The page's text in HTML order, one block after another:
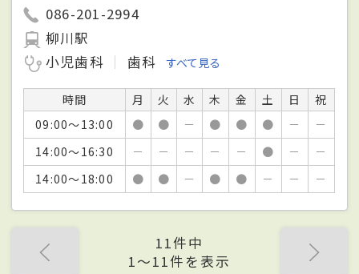
086-201-2994
柳川駅
小児歯科
歯科 すべて見る
時間 月 火 水 木 金 土 日
祝
09:00～13:00
● ● － ● ● ● －
－
14:00～16:30
－ － － － － ● －
－
14:00～18:00
● ● － ● ● － － －
11件中
1〜11件を表示